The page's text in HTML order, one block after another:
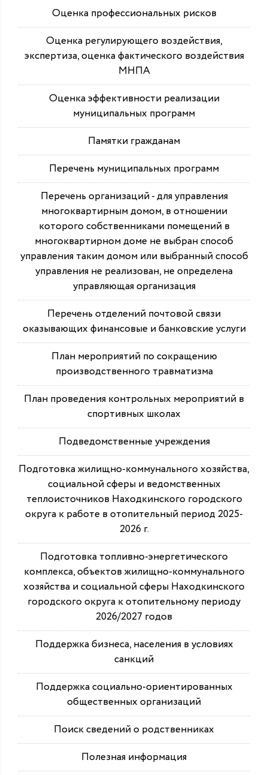
Оценка профессиональных рисков
Оценка регулирующего воздействия,
экспертиза, оценка фактического воздействия
МНПА
Оценка эффективности реализации
муниципальных программ
Памятки гражданам
Перечень муниципальных программ
Перечень организаций - для управления
многоквартирным домом, в отношении
которого собственниками помещений в
многоквартирном доме не выбран способ
управления таким домом или выбранный способ
управления не реализован, не определена
управляющая организация
Перечень отделений почтовой связи
оказывающих финансовые и банковские услуги
План мероприятий по сокращению
производственного травматизма
План проведения контрольных мероприятий в
спортивных школах
Подведомственные учреждения
Подготовка жилищно-коммунального хозяйства,
социальной сферы и ведомственных
теплоисточников Находкинского городского
округа к работе в отопительный период 2025-
2026 г.
Подготовка топливно-энергетического
комплекса, объектов жилищно-коммунального
хозяйства и социальной сферы Находкинского
городского округа к отопительному периоду
2026/2027 годов
Поддержка бизнеса, населения в условиях
санкций
Поддержка социально-ориентированных
общественных организаций
Поиск сведений о родственниках
Полезная информация